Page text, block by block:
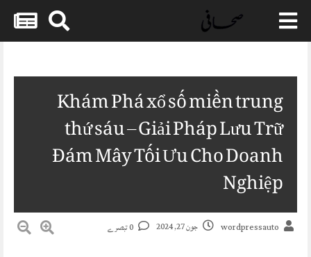
Skip
Khám Phá xổ số miền trung
thứ sáu – Giải Pháp Lưu Trữ
Đám Mây Tối Ưu Cho Doanh
Nghiệp
wordpressauto جون 27, 2024